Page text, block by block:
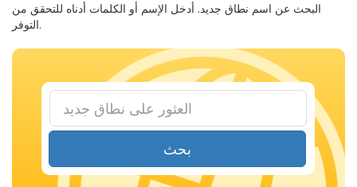
البحث عن اسم نطاق جديد. أدخل الإسم أو الكلمات أدناه للتحقق من
التوفر.
بحث